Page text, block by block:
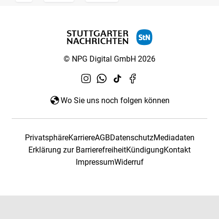
© NPG Digital GmbH 2026
Wo Sie uns noch folgen können
PrivatsphäreKarriereAGBDatenschutzMediadaten
Erklärung zur BarrierefreiheitKündigungKontakt
ImpressumWiderruf